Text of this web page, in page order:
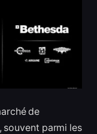
de
parmi les